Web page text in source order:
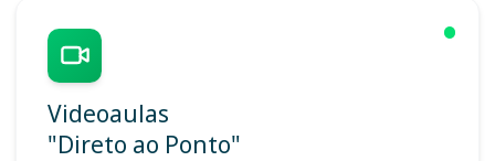
Videoaulas
"Direto ao Ponto"